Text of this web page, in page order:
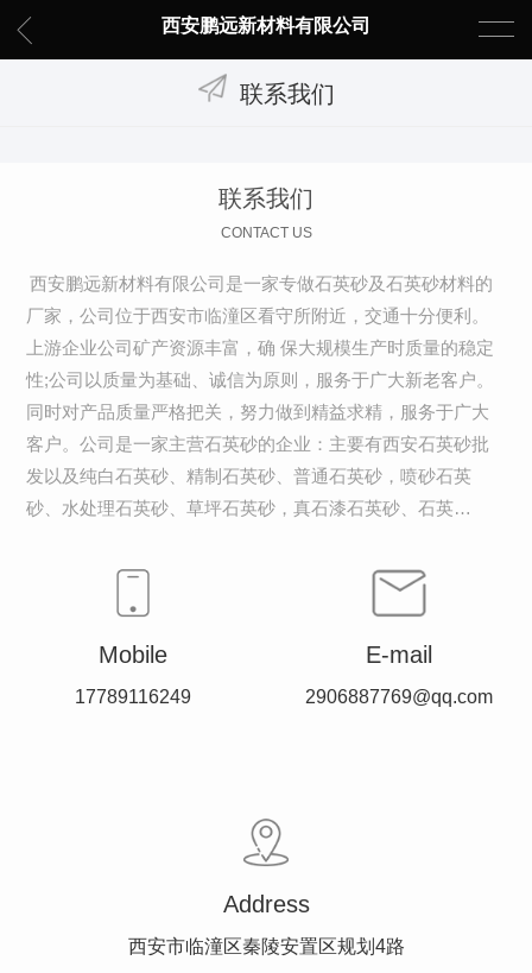
西安鹏远新材料有限公司
联系我们
联系我们
CONTACT US
西安鹏远新材料有限公司是一家专做石英砂及石英砂材料的
厂家，公司位于西安市临潼区看守所附近，交通十分便利。
上游企业公司矿产资源丰富，确 保大规模生产时质量的稳定
性;公司以质量为基础、诚信为原则，服务于广大新老客户。
同时对产品质量严格把关，努力做到精益求精，服务于广大
客户。公司是一家主营石英砂的企业：主要有西安石英砂批
发以及纯白石英砂、精制石英砂、普通石英砂，喷砂石英
砂、水处理石英砂、草坪石英砂，真石漆石英砂、石英…
Mobile
17789116249
E-mail
2906887769@qq.com
Address
西安市临潼区秦陵安置区规划4路